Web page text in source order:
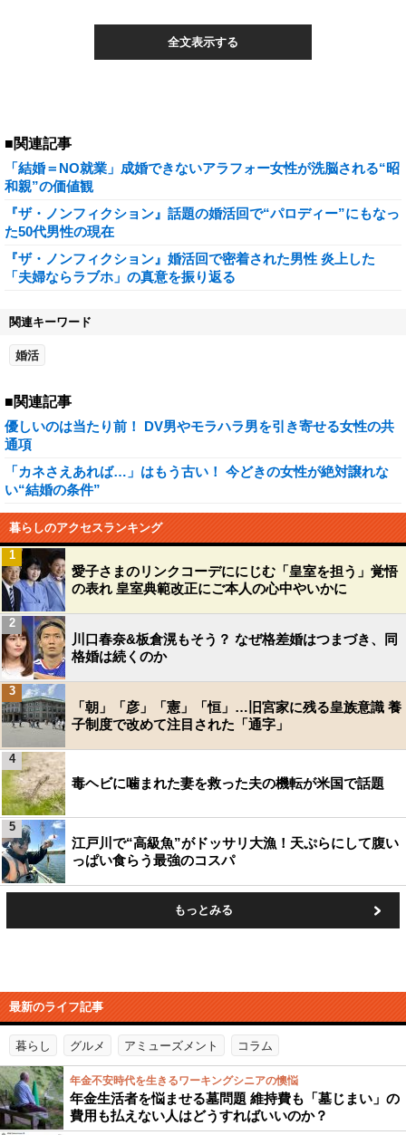
全文表示する
■関連記事
「結婚＝NO就業」成婚できないアラフォー女性が洗脳される“昭
和親”の価値観
『ザ・ノンフィクション』話題の婚活回で“パロディー”にもなっ
た50代男性の現在
『ザ・ノンフィクション』婚活回で密着された男性 炎上した
「夫婦ならラブホ」の真意を振り返る
関連キーワード
婚活
■関連記事
優しいのは当たり前！ DV男やモラハラ男を引き寄せる女性の共
通項
「カネさえあれば…」はもう古い！ 今どきの女性が絶対譲れな
い“結婚の条件”
暮らしのアクセスランキング
愛子さまのリンクコーデににじむ「皇室を担う」覚悟
の表れ 皇室典範改正にご本人の心中やいかに
1
川口春奈&板倉滉もそう？ なぜ格差婚はつまづき、同
格婚は続くのか
2
「朝」「彦」「憲」「恒」…旧宮家に残る皇族意識 養
子制度で改めて注目された「通字」
3
毒ヘビに噛まれた妻を救った夫の機転が米国で話題
4
江戸川で“高級魚”がドッサリ大漁！天ぷらにして腹い
っぱい食らう最強のコスパ
5
もっとみる
最新のライフ記事
暮らし グルメ アミューズメント コラム
年金不安時代を生きるワーキングシニアの懊悩
年金生活者を悩ませる墓問題 維持費も「墓じまい」の
費用も払えない人はどうすればいいのか？